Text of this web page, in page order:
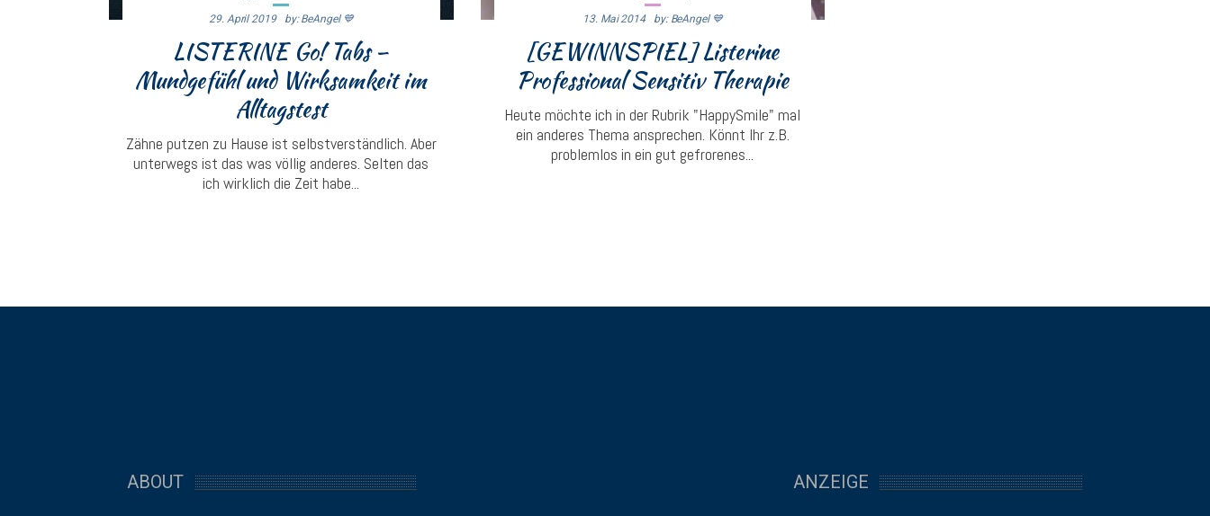
29. April 2019 By: BeAngel 💙
LISTERINE Go! Tabs –
Mundgefühl und Wirksamkeit im
Alltagstest
Zähne putzen zu Hause ist selbstverständlich. Aber
unterwegs ist das was völlig anderes. Selten das
ich wirklich die Zeit habe...
13. Mai 2014 By: BeAngel 💙
[GEWINNSPIEL] Listerine
Professional Sensitiv Therapie
Heute möchte ich in der Rubrik "HappySmile" mal
ein anderes Thema ansprechen. Könnt Ihr z.B.
problemlos in ein gut gefrorenes...
ABOUT ANZEIGE